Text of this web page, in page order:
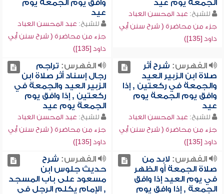
الجمعة يوم عيد
للشيخ: عبد المحسن العباد
جزء من محاضرة ( شرح سنن أبي
داود [135])
وافق يوم الجمعة يوم
عيد
للشيخ: عبد المحسن العباد
جزء من محاضرة ( شرح سنن أبي
داود [135])
الفهرس: شرح أثر
صلاة ابن الزبير العيد
والجمعة في ركعتين , إذا
وافق يوم الجمعة يوم
عيد
للشيخ: عبد المحسن العباد
جزء من محاضرة ( شرح سنن أبي
داود [135])
الفهرس: تراجم
رجال إسناد أثر صلاة ابن
الزبير العيد والجمعة في
ركعتين , إذا وافق يوم
الجمعة يوم عيد
للشيخ: عبد المحسن العباد
جزء من محاضرة ( شرح سنن أبي
داود [135])
الفهرس: لابد من
صلاة الجمعة أو الظهر
في يوم العيد إذا وافق
الجمعة , إذا وافق يوم
الفهرس: شرح
حديث جلوس ابن
مسعود على باب المسجد
, الإمام يكلم الرجل في